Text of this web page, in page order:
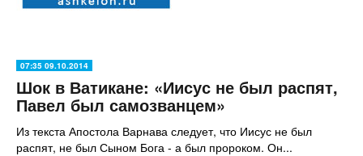
07:35 09.10.2014
Шок в Ватикане: «Иисус не был распят,
Павел был самозванцем»
Из текста Апостола Варнава следует, что Иисус не был
распят, не был Сыном Бога - а был пророком. Он...